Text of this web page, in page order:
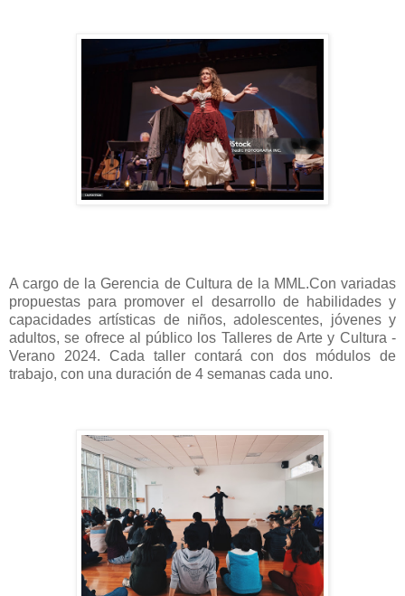
A cargo de la Gerencia de Cultura de la MML.Con variadas
propuestas para promover el desarrollo de habilidades y
capacidades artísticas de niños, adolescentes, jóvenes y
adultos, se ofrece al público los Talleres de Arte y Cultura -
Verano 2024. Cada taller contará con dos módulos de
trabajo, con una duración de 4 semanas cada uno.